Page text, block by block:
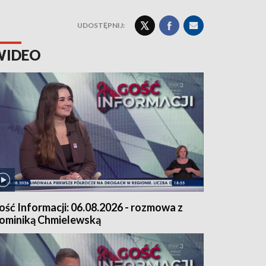
UDOSTĘPNIJ:
Informacji: 06.08.2026 - rozmowa z
Chmielewską